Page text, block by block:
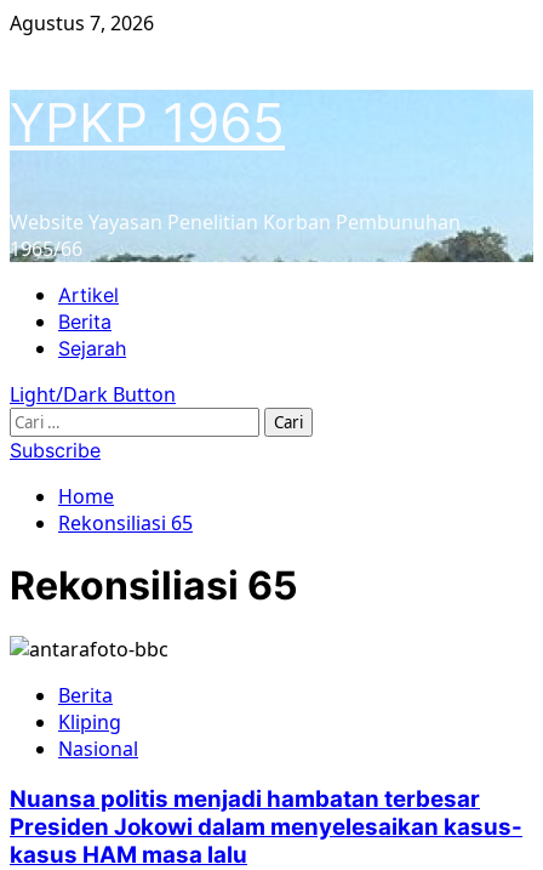
Skip
Agustus 7, 2026
YPKP 1965
Website Yayasan Penelitian Korban Pembunuhan
1965/66
Primary
Menu
Artikel
Berita
Sejarah
Light/Dark Button
Cari
untuk:
Subscribe
Home
Rekonsiliasi 65
Rekonsiliasi 65
Berita
Kliping
Nasional
Nuansa politis menjadi hambatan terbesar
Presiden Jokowi dalam menyelesaikan kasus-
kasus HAM masa lalu